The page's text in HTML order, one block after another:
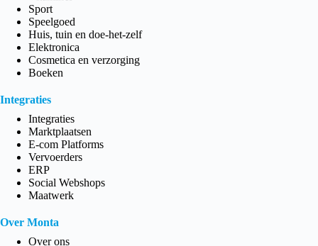
Sport
Speelgoed
Huis, tuin en doe-het-zelf
Elektronica
Cosmetica en verzorging
Boeken
Integraties
Integraties
Marktplaatsen
E-com Platforms
Vervoerders
ERP
Social Webshops
Maatwerk
Over Monta
Over ons